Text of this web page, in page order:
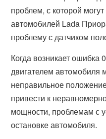
проблем, с которой
автомобилей Lada
проблему с датчиком
Когда возникает ошибка
двигателем автомобиля
неправильное
привести к
мощности, проблемам с
остановке автомобиля.